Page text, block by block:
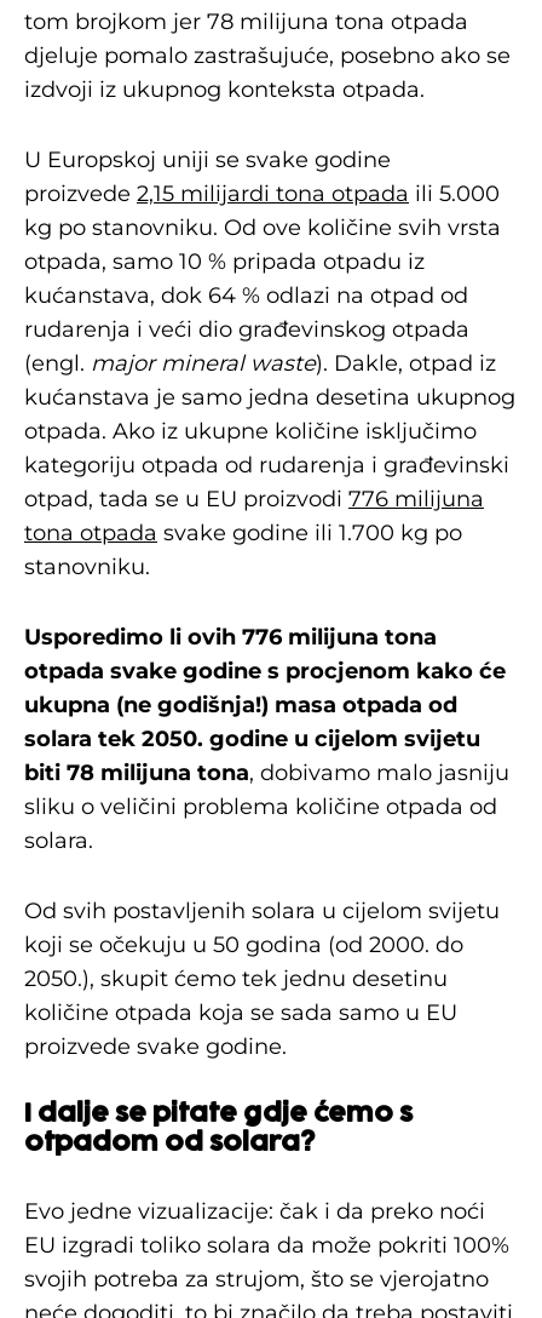
tom brojkom jer 78 milijuna tona otpada
djeluje pomalo zastrašujuće, posebno ako se
izdvoji iz ukupnog konteksta otpada.
U Europskoj uniji se svake godine
proizvede 2,15 milijardi tona otpada ili 5.000
kg po stanovniku. Od ove količine svih vrsta
otpada, samo 10 % pripada otpadu iz
kućanstava, dok 64 % odlazi na otpad od
rudarenja i veći dio građevinskog otpada
(engl. major mineral waste). Dakle, otpad iz
kućanstava je samo jedna desetina ukupnog
otpada. Ako iz ukupne količine isključimo
kategoriju otpada od rudarenja i građevinski
otpad, tada se u EU proizvodi 776 milijuna
tona otpada svake godine ili 1.700 kg po
stanovniku.
Usporedimo li ovih 776 milijuna tona
otpada svake godine s procjenom kako će
ukupna (ne godišnja!) masa otpada od
solara tek 2050. godine u cijelom svijetu
biti 78 milijuna tona, dobivamo malo jasniju
sliku o veličini problema količine otpada od
solara.
Od svih postavljenih solara u cijelom svijetu
koji se očekuju u 50 godina (od 2000. do
2050.), skupit ćemo tek jednu desetinu
količine otpada koja se sada samo u EU
proizvede svake godine.
I dalje se pitate gdje ćemo s
otpadom od solara?
Evo jedne vizualizacije: čak i da preko noći
EU izgradi toliko solara da može pokriti 100%
svojih potreba za strujom, što se vjerojatno